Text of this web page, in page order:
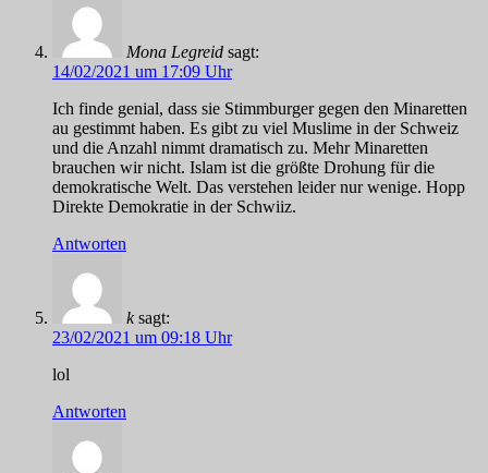
Mona Legreid sagt:
14/02/2021 um 17:09 Uhr
Ich finde genial, dass sie Stimmburger gegen den Minaretten
au gestimmt haben. Es gibt zu viel Muslime in der Schweiz
und die Anzahl nimmt dramatisch zu. Mehr Minaretten
brauchen wir nicht. Islam ist die größte Drohung für die
demokratische Welt. Das verstehen leider nur wenige. Hopp
Direkte Demokratie in der Schwiiz.
Antworten
k sagt:
23/02/2021 um 09:18 Uhr
lol
Antworten